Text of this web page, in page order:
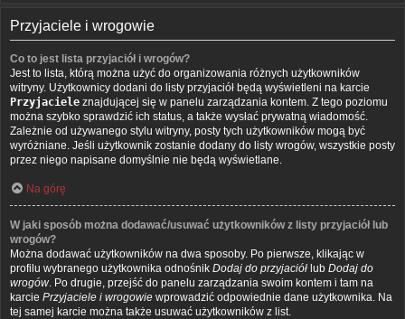
Przyjaciele i wrogowie
Co to jest lista przyjaciół i wrogów?
Jest to lista, którą można użyć do organizowania różnych użytkowników
witryny. Użytkownicy dodani do listy przyjaciół będą wyświetleni na karcie
Przyjaciele znajdującej się w panelu zarządzania kontem. Z tego poziomu
można szybko sprawdzić ich status, a także wysłać prywatną wiadomość.
Zależnie od używanego stylu witryny, posty tych użytkowników mogą być
wyróżniane. Jeśli użytkownik zostanie dodany do listy wrogów, wszystkie posty
przez niego napisane domyślnie nie będą wyświetlane.
Na górę
W jaki sposób można dodawać/usuwać użytkowników z listy przyjaciół lub
wrogów?
Można dodawać użytkowników na dwa sposoby. Po pierwsze, klikając w
profilu wybranego użytkownika odnośnik Dodaj do przyjaciół lub Dodaj do
wrogów. Po drugie, przejść do panelu zarządzania swoim kontem i tam na
karcie Przyjaciele i wrogowie wprowadzić odpowiednie dane użytkownika. Na
tej samej karcie można także usuwać użytkowników z list.